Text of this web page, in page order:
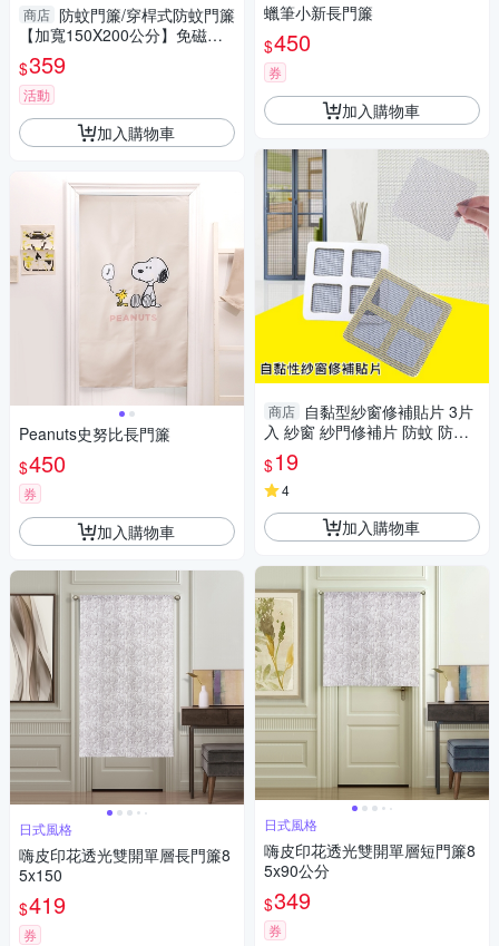
商店 防蚊門簾/穿桿式防蚊門簾
【加寬150X200公分】免磁條/
免圖釘/完全無聲音/台灣製【老
婆當家】
$359
活動
加入購物車
Peanuts史努比長門簾
$450
券
加入購物車
日式風格
嗨皮印花透光雙開單層長門簾8
5x150
$419
券
蠟筆小新長門簾
$450
券
加入購物車
商店 自黏型紗窗修補貼片 3片
入 紗窗 紗門修補片 防蚊 防蟲
Loxin
$19
4
加入購物車
日式風格
嗨皮印花透光雙開單層短門簾8
5x90公分
$349
券